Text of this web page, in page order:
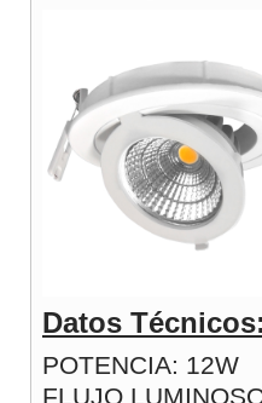
Datos
POTENCIA: 12W
FLUJO